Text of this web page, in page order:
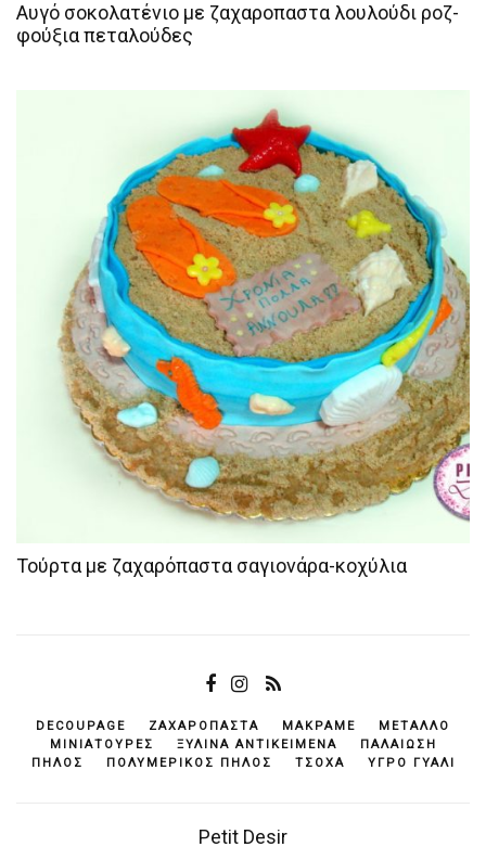
Αυγό σοκολατένιο με ζαχαροπαστα λουλούδι ροζ-
φούξια πεταλούδες
Τούρτα με ζαχαρόπαστα σαγιονάρα-κοχύλια
DECOUPAGE ΖΑΧΑΡΌΠΑΣΤΑ ΜΑΚΡΑΜΈ
ΜΈΤΑΛΛΟ
ΜΙΝΙΑΤΟΎΡΕΣ
ΞΎΛΙΝΑ ΑΝΤΙΚΕΊΜΕΝΆ
ΠΑΛΑΊΩΣΗ
ΠΗΛΌΣ
ΠΟΛΥΜΕΡΙΚΌΣ ΠΗΛΌΣ ΤΣΌΧΑ ΥΓΡΌ ΓΥΑΛΊ
Petit Desir